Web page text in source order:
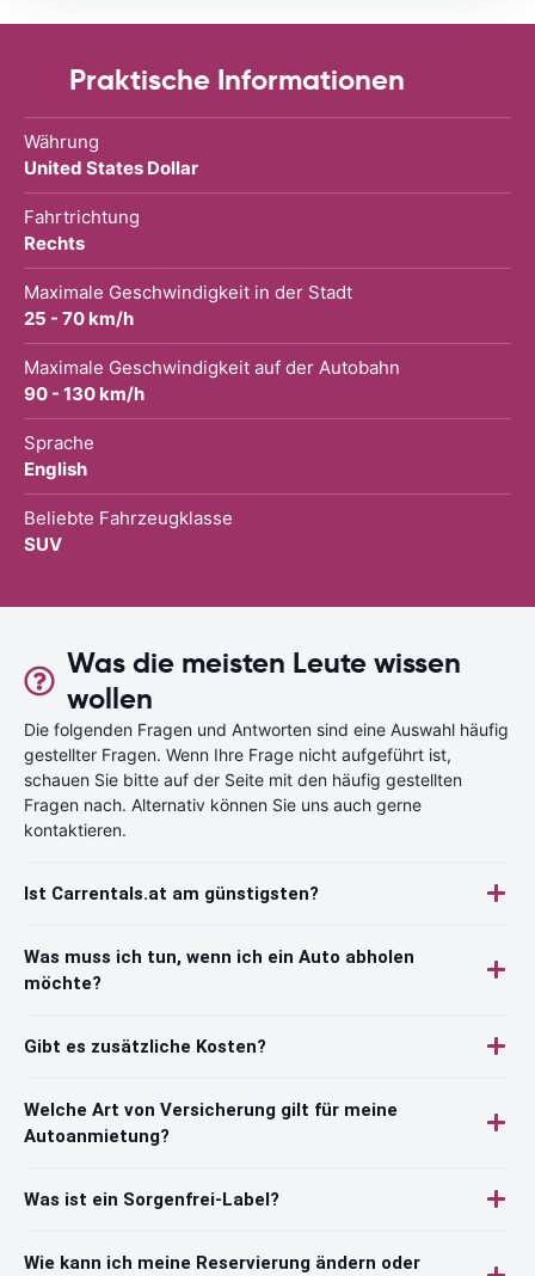
Praktische Informationen
Währung
United States Dollar
Fahrtrichtung
Rechts
Maximale Geschwindigkeit in der Stadt
25 - 70 km/h
Maximale Geschwindigkeit auf der Autobahn
90 - 130 km/h
Sprache
English
Beliebte Fahrzeugklasse
SUV
Was die meisten Leute wissen
wollen
Die folgenden Fragen und Antworten sind eine Auswahl häufig
gestellter Fragen. Wenn Ihre Frage nicht aufgeführt ist,
schauen Sie bitte auf der Seite mit den häufig gestellten
Fragen nach. Alternativ können Sie uns auch gerne
kontaktieren.
Ist Carrentals.at am günstigsten?
Was muss ich tun, wenn ich ein Auto abholen
möchte?
Gibt es zusätzliche Kosten?
Welche Art von Versicherung gilt für meine
Autoanmietung?
Was ist ein Sorgenfrei-Label?
Wie kann ich meine Reservierung ändern oder